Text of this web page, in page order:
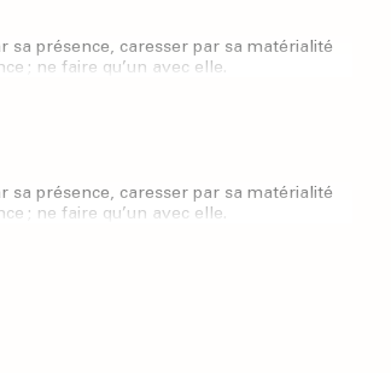
sa présence, caresser par sa matérialité
; ne faire qu’un avec elle.
sa présence, caresser par sa matérialité
; ne faire qu’un avec elle.